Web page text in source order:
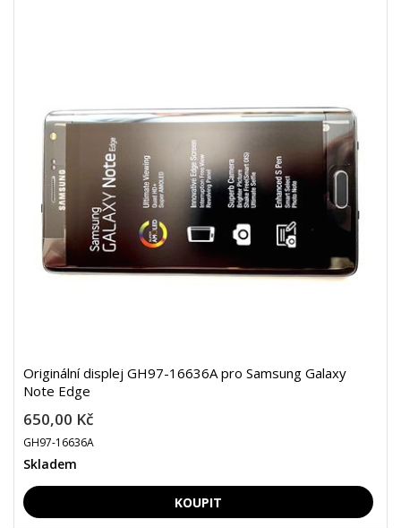
Originální displej GH97-16636A pro Samsung Galaxy
Note Edge
650,00 Kč
GH97-16636A
Skladem